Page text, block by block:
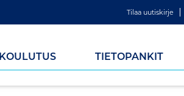
Tilaa uutiskirje
KOULUTUS TIETOPANKIT